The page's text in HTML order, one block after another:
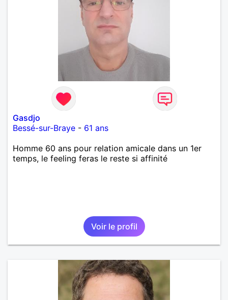
Gasdjo
Bessé-sur-Braye - 61 ans
Homme 60 ans pour relation amicale dans un 1er
temps, le feeling feras le reste si affinité
Voir le profil